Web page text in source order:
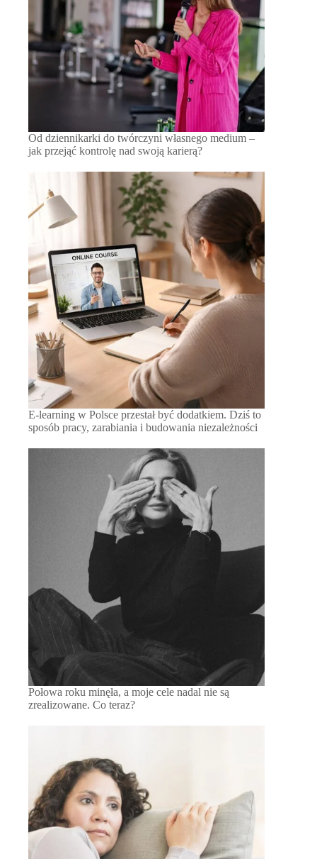
Od dziennikarki do twórczyni własnego medium –
jak przejąć kontrolę nad swoją karierą?
E-learning w Polsce przestał być dodatkiem. Dziś to
sposób pracy, zarabiania i budowania niezależności
Połowa roku minęła, a moje cele nadal nie są
zrealizowane. Co teraz?